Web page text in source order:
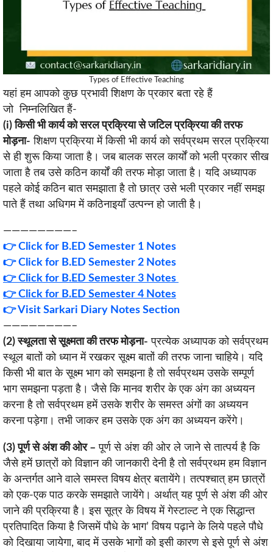
Types of Effective Teaching
यहां हम आपको कुछ प्रभावी शिक्षण के प्रकार बता रहे हैं
जो निम्नलिखित हैं-
(i) किसी भी कार्य को सरल प्रक्रिया से जटिल प्रक्रिया की तरफ
मोड़ना- शिक्षण प्रक्रिया में किसी भी कार्य को सर्वप्रथम सरल प्रक्रिया
से ही शुरू किया जाता है। जब बालक सरल कार्यों को भली प्रकार सीख
जाता है तब उसे कठिन कार्यों की तरफ मोड़ा जाता है। यदि अध्यापक
पहले कोई कठिन बात समझाता है तो छात्र उसे भली प्रकार नहीं समझ
पाते हैं तथा अधिगम में कठिनाइयाँ उत्पन्न हो जाती है।
————————–
👉Click for B.ED Semester 1 Notes
👉Click for B.ED Semester 2 Notes
👉 Click for B.ED Semester 3 Notes
👉 Click for B.ED Semester 4 Notes
👉 Visit Sarkari Diary Notes Section
————————–
(2) स्थूलता से सूक्ष्मता की तरफ मोड़ना- प्रत्येक अध्यापक को सर्वप्रथम
स्थूल बातों को ध्यान में रखकर सूक्ष्म बातों की तरफ जाना चाहिये। यदि
किसी भी बात के सूक्ष्म भाग को समझना है तो सर्वप्रथम उसके सम्पूर्ण
भाग समझना पड़ता है। जैसे कि मानव शरीर के एक अंग का अध्ययन
करना है तो सर्वप्रथम हमें उसके शरीर के समस्त अंगों का अध्ययन
करना पड़ेगा। तभी जाकर हम उसके एक अंग का अध्ययन करेंगे।
(3) पूर्ण से अंश की ओर – पूर्ण से अंश की ओर ले जाने से तात्पर्य है कि
जैसे हमें छात्रों को विज्ञान की जानकारी देनी है तो सर्वप्रथम हम विज्ञान
के अन्तर्गत आने वाले समस्त विषय क्षेत्र बतायेंगे। तत्पश्चात् हम छात्रों
को एक-एक पाठ करके समझाते जायेंगे। अर्थात् यह पूर्ण से अंश की ओर
जाने की प्रक्रिया है। इस सूत्र के विषय में गेस्टाल्ट ने एक सिद्धान्त
प्रतिपादित किया है जिसमें पौधे के भाग’ विषय पढ़ाने के लिये पहले पौधे
को दिखाया जायेगा, बाद में उसके भागों को इसी कारण से इसे पूर्ण से अंश